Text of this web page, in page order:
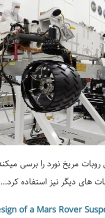
مریخ نورد را برسی
های دیگر نیز استفاده